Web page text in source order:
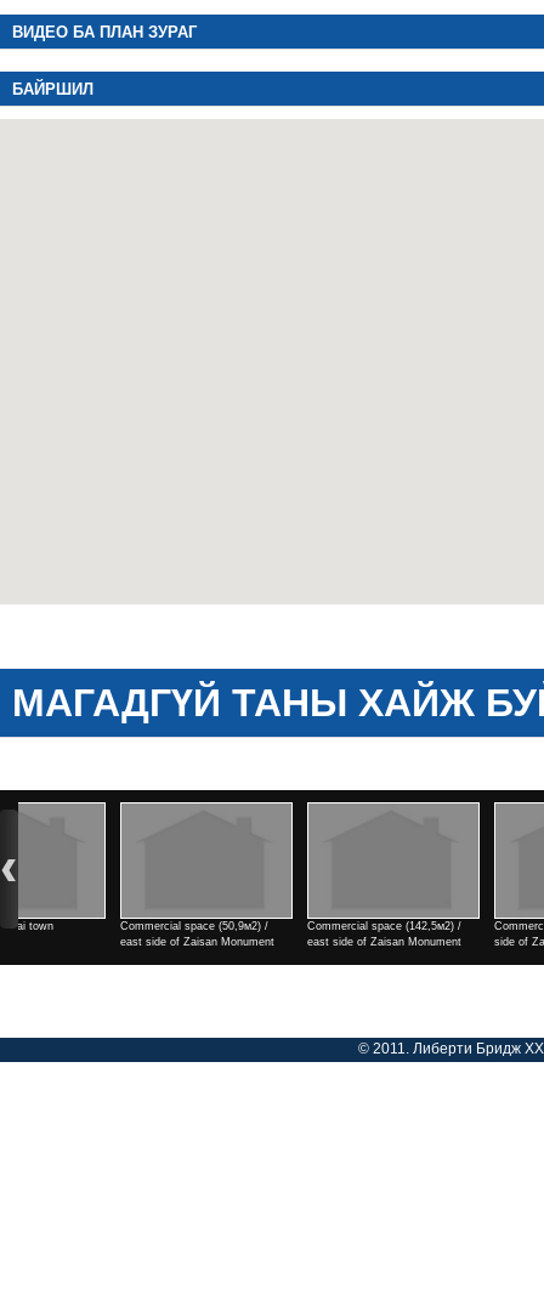
ВИДЕО БА ПЛАН ЗУРАГ
БАЙРШИЛ
МАГАДГҮЙ ТАНЫ ХАЙЖ
Commercial space (142,5м2) /
east side of Zaisan Monument
Commercial space (182м2) / east
side of Zaisan Monument
2 rooms / north side of
cinema
© 2011. Либерти Бридж